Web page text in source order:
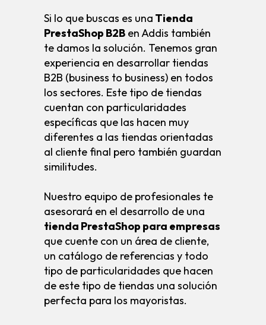
Si lo que buscas es una Tienda
PrestaShop B2B en Addis también
te damos la solución. Tenemos gran
experiencia en desarrollar tiendas
B2B (business to business) en todos
los sectores. Este tipo de tiendas
cuentan con particularidades
específicas que las hacen muy
diferentes a las tiendas orientadas
al cliente final pero también guardan
similitudes.
Nuestro equipo de profesionales te
asesorará en el desarrollo de una
tienda PrestaShop para empresas
que cuente con un área de cliente,
un catálogo de referencias y todo
tipo de particularidades que hacen
de este tipo de tiendas una solución
perfecta para los mayoristas.